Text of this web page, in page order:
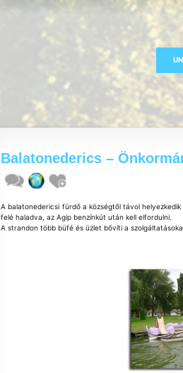
Balatonederics –
A balatonedericsi fürdő a községtől távol
felé haladva, az Agip benzínkút után kell elfordulni.
A strandon több büfé és üzlet bővíti a